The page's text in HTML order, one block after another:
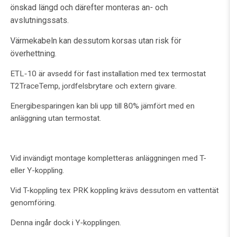
önskad längd och därefter monteras an- och
avslutningssats.
Värmekabeln kan dessutom korsas utan risk för
överhettning.
ETL-10 är avsedd för fast installation med tex termostat
T2TraceTemp, jordfelsbrytare och extern givare.
Energibesparingen kan bli upp till 80% jämfört med en
anläggning utan termostat.
Vid invändigt montage kompletteras anläggningen med T-
eller Y-koppling.
Vid T-koppling tex PRK koppling krävs dessutom en vattentät
genomföring.
Denna ingår dock i Y-kopplingen.